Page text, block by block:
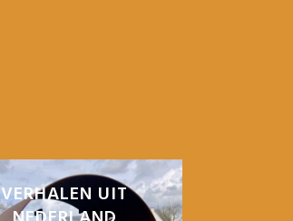
VERHALEN UIT